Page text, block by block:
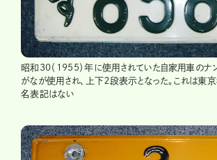
昭和30（1955）年に使用されていた自家用車のナン
がなが使用され、上下２段表示となった。これは東
名表記はない